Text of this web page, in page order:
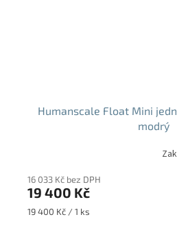
Humanscale Float Mini
modrý
16 033 Kč bez DPH
19 400 Kč
Měrná
19 400 Kč / 1 ks